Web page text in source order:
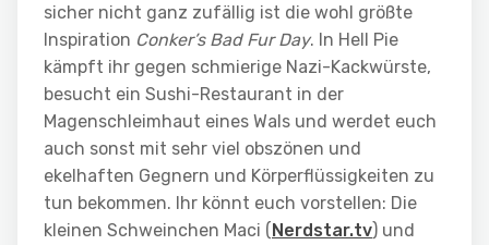
sicher nicht ganz zufällig ist die wohl größte
Inspiration Conker’s Bad Fur Day. In Hell Pie
kämpft ihr gegen schmierige Nazi-Kackwürste,
besucht ein Sushi-Restaurant in der
Magenschleimhaut eines Wals und werdet euch
auch sonst mit sehr viel obszönen und
ekelhaften Gegnern und Körperflüssigkeiten zu
tun bekommen. Ihr könnt euch vorstellen: Die
kleinen Schweinchen Maci (Nerdstar.tv) und